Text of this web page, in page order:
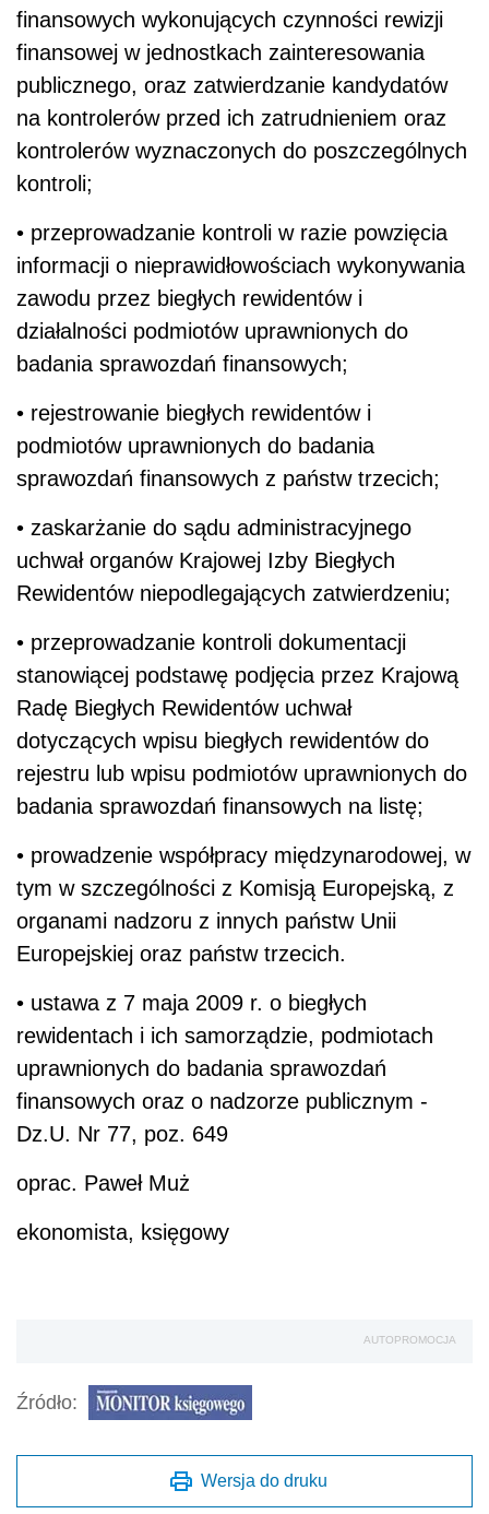
finansowych wykonujących czynności rewizji
finansowej w jednostkach zainteresowania
publicznego, oraz zatwierdzanie kandydatów
na kontrolerów przed ich zatrudnieniem oraz
kontrolerów wyznaczonych do poszczególnych
kontroli;
• przeprowadzanie kontroli w razie powzięcia
informacji o nieprawidłowościach wykonywania
zawodu przez biegłych rewidentów i
działalności podmiotów uprawnionych do
badania sprawozdań finansowych;
• rejestrowanie biegłych rewidentów i
podmiotów uprawnionych do badania
sprawozdań finansowych z państw trzecich;
• zaskarżanie do sądu administracyjnego
uchwał organów Krajowej Izby Biegłych
Rewidentów niepodlegających zatwierdzeniu;
• przeprowadzanie kontroli dokumentacji
stanowiącej podstawę podjęcia przez Krajową
Radę Biegłych Rewidentów uchwał
dotyczących wpisu biegłych rewidentów do
rejestru lub wpisu podmiotów uprawnionych do
badania sprawozdań finansowych na listę;
• prowadzenie współpracy międzynarodowej, w
tym w szczególności z Komisją Europejską, z
organami nadzoru z innych państw Unii
Europejskiej oraz państw trzecich.
• ustawa z 7 maja 2009 r. o biegłych
rewidentach i ich samorządzie, podmiotach
uprawnionych do badania sprawozdań
finansowych oraz o nadzorze publicznym -
Dz.U. Nr 77, poz. 649
oprac. Paweł Muż
ekonomista, księgowy
AUTOPROMOCJA
Źródło:
Wersja do druku